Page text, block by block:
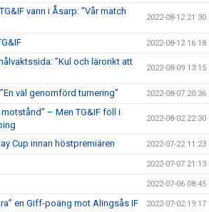
vann i Åsarp: ”Vår match
2022-08-12 21:30
2022-08-12 16:18
”Kul och lärorikt att
2022-08-09 13:15
väl genomförd turnering” 2022-08-07 20:36
– Men TG&IF föll i
2022-08-02 22:30
Cup innan höstpremiären 2022-07-22 11:23
2022-07-07 21:13
2022-07-06 08:45
en Giff-poäng mot Alingsås IF 2022-07-02 19:17